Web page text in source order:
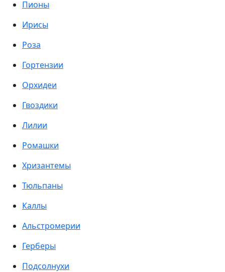
Пионы
Ирисы
Роза
Гортензии
Орхидеи
Гвоздики
Лилии
Ромашки
Хризантемы
Тюльпаны
Каллы
Альстромерии
Герберы
Подсолнухи